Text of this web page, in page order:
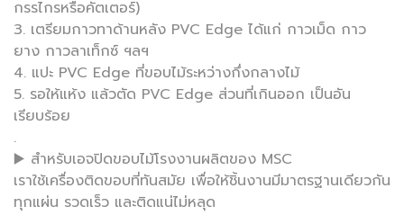
กรรไกรหรือคัตเตอร์)
3. เตรียมกาวทาด้านหลัง PVC Edge ได้แก่ กาวเม็ด กาว
ยาง กาวลาเท็กซ์ ฯลฯ
4. แปะ PVC Edge ที่ขอบไม้ระหว่างกึ่งกลางไม้
5. รอให้แห้ง แล้วตัด PVC Edge ส่วนที่เกินออก เป็นอัน
เรียบร้อย
.
▶️ สำหรับเอจปิดขอบไม้โรงงานผลิตของ MSC
เราใช้เครื่องติดขอบที่ทันสมัย เพื่อให้ชิ้นงานมีมาตรฐานเดียวกัน
ทุกแผ่น รวดเร็ว และติดแน่ไม่หลุด